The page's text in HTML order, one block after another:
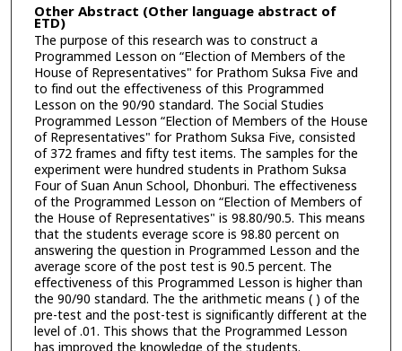
Other Abstract (Other language abstract of
ETD)
The purpose of this research was to construct a
Programmed Lesson on “Election of Members of the
House of Representatives" for Prathom Suksa Five and
to find out the effectiveness of this Programmed
Lesson on the 90/90 standard. The Social Studies
Programmed Lesson “Election of Members of the House
of Representatives" for Prathom Suksa Five, consisted
of 372 frames and fifty test items. The samples for the
experiment were hundred students in Prathom Suksa
Four of Suan Anun School, Dhonburi. The effectiveness
of the Programmed Lesson on “Election of Members of
the House of Representatives" is 98.80/90.5. This means
that the students everage score is 98.80 percent on
answering the question in Programmed Lesson and the
average score of the post test is 90.5 percent. The
effectiveness of this Programmed Lesson is higher than
the 90/90 standard. The the arithmetic means ( ) of the
pre-test and the post-test is significantly different at the
level of .01. This shows that the Programmed Lesson